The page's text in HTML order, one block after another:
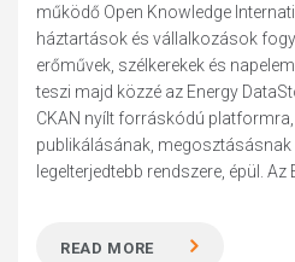
működő Open Knowledge
háztartások és vállalkozások
erőművek, szélkerekek és
teszi majd közzé az Energy
CKAN nyílt forráskódú
publikálásának, megosztásásnak
legelterjedtebb rendszere, épül. Az
READ MORE